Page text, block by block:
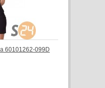
60101262-099D